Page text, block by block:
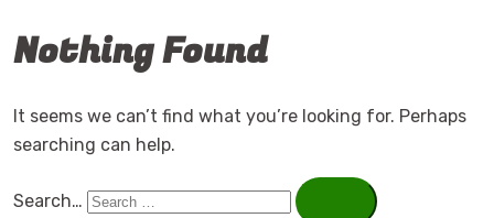
Nothing Found
It seems we can’t find what you’re looking for. Perhaps
searching can help.
Search…